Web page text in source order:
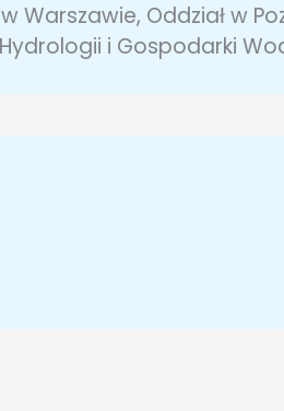
Oddział w
i Gospodarki